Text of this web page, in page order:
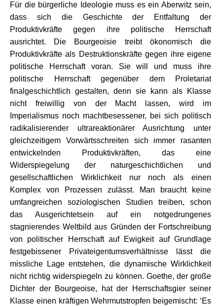
Für die bürgerliche Ideologie muss es ein Aberwitz sein,
dass sich die Geschichte der Entfaltung der
Produktivkräfte gegen ihre politische Herrschaft
ausrichtet. Die Bourgeoisie treibt ökonomisch die
Produktivkräfte als Destruktionskräfte gegen ihre eigene
politische Herrschaft voran. Sie will und muss ihre
politische Herrschaft gegenüber dem Proletariat
finalgeschichtlich gestalten, denn sie kann als Klasse
nicht freiwillig von der Macht lassen, wird im
Imperialismus noch machtbesessener, bei sich politisch
radikalisierender ultrareaktionärer Ausrichtung unter
gleichzeitigem Vorwärtsschreiten sich immer rasanten
entwickelnden Produktivkräften, das eine
Widerspiegelung der naturgeschichtlichen und
gesellschaftlichen Wirklichkeit nur noch als einen
Komplex von Prozessen zulässt. Man braucht keine
umfangreichen soziologischen Studien treiben, schon
das Ausgerichtetsein auf ein notgedrungenes
stagnierendes Weltbild aus Gründen der Fortschreibung
von politischer Herrschaft auf Ewigkeit auf Grundlage
festgebissener Privateigentumsverhältnisse lässt die
missliche Lage entstehen, die dynamische Wirklichkeit
nicht richtig widerspiegeln zu können. Goethe, der große
Dichter der Bourgeoise, hat der Herrschaftsgier seiner
Klasse einen kräftigen Wehrmutstropfen beigemischt: ‘Es